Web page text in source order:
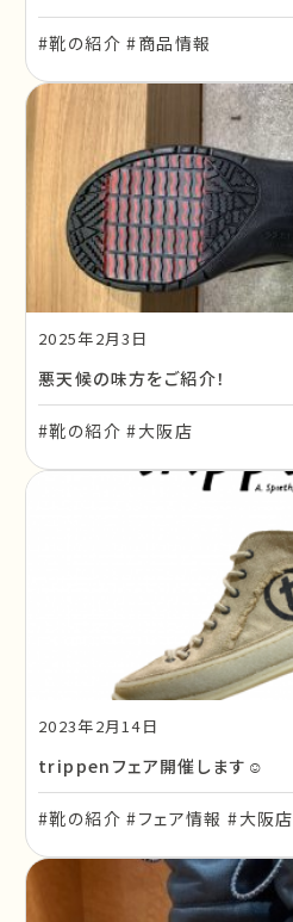
#靴の紹介 #商品情報
2025年2月3日
悪天候の味方をご紹介！
#靴の紹介 #大阪店
2023年2月14日
trippenフェア開催します☺
#靴の紹介 #フェア情報 #大阪店